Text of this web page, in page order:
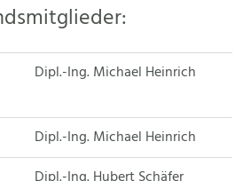
Dipl.-Ing. Michael Heinrich
Dipl.-Ing. Michael Heinrich